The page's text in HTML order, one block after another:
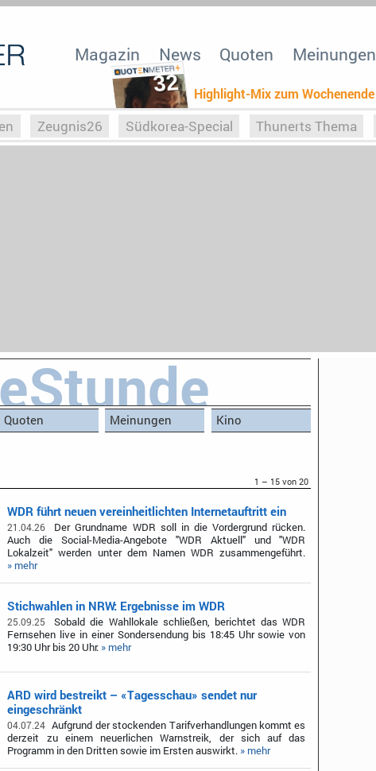
32 Highlight-Mix zum Wochenende
Magazin News Quoten Meinungen
Zeugnis26 Südkorea-Special Thunerts Thema
Quoten Meinungen Kino
1 – 15 von 20
WDR führt neuen vereinheitlichten Internetauftritt ein
21.04.26
Der Grundname WDR soll in die Vordergrund rücken.
Auch die Social-Media-Angebote "WDR Aktuell" und "WDR
Lokalzeit" werden unter dem Namen WDR zusammengeführt.
» mehr
Stichwahlen in NRW: Ergebnisse im WDR
25.09.25
Sobald die Wahllokale schließen, berichtet das WDR
Fernsehen live in einer Sondersendung bis 18:45 Uhr sowie von
19:30 Uhr bis 20 Uhr. » mehr
ARD wird bestreikt – «Tagesschau» sendet nur
eingeschränkt
04.07.24 Aufgrund der stockenden Tarifverhandlungen kommt es
derzeit zu einem neuerlichen Warnstreik, der sich auf das
Programm in den Dritten sowie im Ersten auswirkt. » mehr